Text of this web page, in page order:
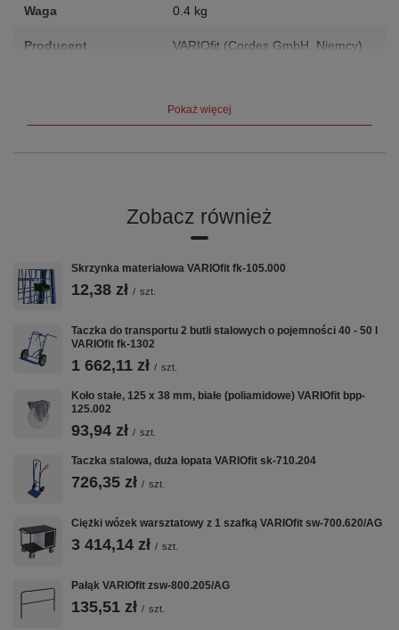
Waga 0.4 kg
Producent VARIOfit (Cordes GmbH, Niemcy)
TÜV
Długość całkowita: 205 mm Długość użytkowa: 160 mm
Średnica rury: 33 mm * włożenie elementów dystansowych w
rury regału lub wózka do opon umożliwia magazynowanie
1 poziomu potrzebne są 4 elenty dystansowe Powierzchnia
ocynkowana ogniowo EAN-Nr.: 4035694013162
VARIOfit w CentrumWarsztatowe.pl:
Wózki Platformowe·Wózki Magazynowe
Pokaż więcej
Zobacz również
Skrzynka materiałowa VARIOfit fk-105.000
12,38 zł / szt.
Taczka do transportu 2 butli stalowych o pojemności 40 - 50 l
VARIOfit fk-1302
1 662,11 zł / szt.
Koło stałe, 125 x 38 mm, białe (poliamidowe) VARIOfit bpp-
125.002
93,94 zł / szt.
Taczka stalowa, duża łopata VARIOfit sk-710.204
726,35 zł / szt.
Ciężki wózek warsztatowy z 1 szafką VARIOfit sw-700.620/AG
3 414,14 zł / szt.
Pałąk VARIOfit zsw-800.205/AG
135,51 zł / szt.